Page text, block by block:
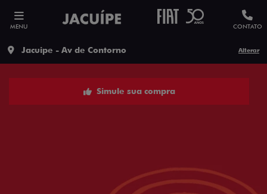
MENU CONTATO
Jacuipe - Av de Contorno Alterar
Simule sua compra